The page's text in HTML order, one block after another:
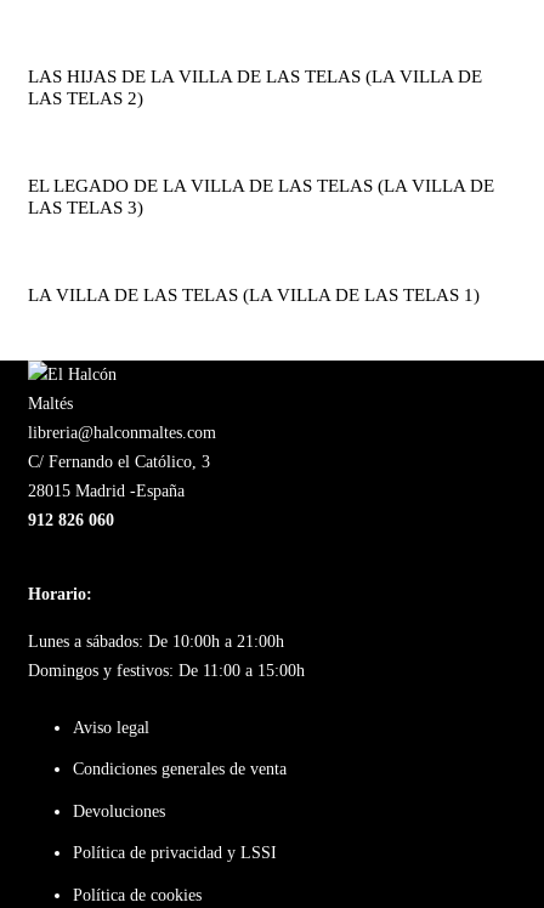
LAS HIJAS DE LA VILLA DE LAS TELAS (LA VILLA DE
LAS TELAS 2)
EL LEGADO DE LA VILLA DE LAS TELAS (LA VILLA DE
LAS TELAS 3)
LA VILLA DE LAS TELAS (LA VILLA DE LAS TELAS 1)
libreria@halconmaltes.com
C/ Fernando el Católico, 3
28015 Madrid -España
912 826 060
Horario:
Lunes a sábados: De 10:00h a 21:00h
Domingos y festivos: De 11:00 a 15:00h
Aviso legal
Condiciones generales de venta
Devoluciones
Política de privacidad y LSSI
Política de cookies